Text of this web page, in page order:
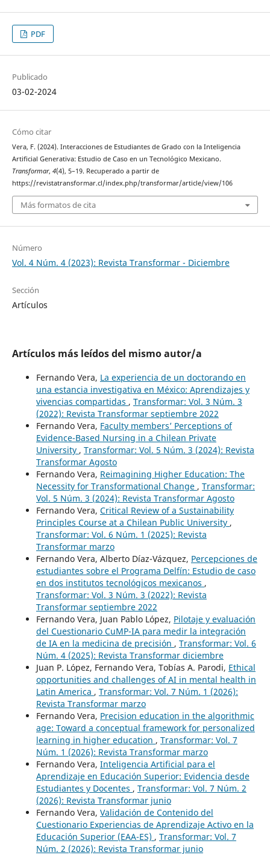
PDF
Publicado
03-02-2024
Cómo citar
Vera, F. (2024). Interacciones de Estudiantes de Grado con la Inteligencia
Artificial Generativa: Estudio de Caso en un Tecnológico Mexicano.
Transformar, 4(4), 5–19. Recuperado a partir de
https://revistatransformar.cl/index.php/transformar/article/view/106
Más formatos de cita
Número
Vol. 4 Núm. 4 (2023): Revista Transformar - Diciembre
Sección
Artículos
Artículos más leídos del mismo autor/a
Fernando Vera, La experiencia de un doctorando en
una estancia investigativa en México: Aprendizajes y
vivencias compartidas , Transformar: Vol. 3 Núm. 3
(2022): Revista Transformar septiembre 2022
Fernando Vera, Faculty members’ Perceptions of
Evidence-Based Nursing in a Chilean Private
University , Transformar: Vol. 5 Núm. 3 (2024): Revista
Transformar Agosto
Fernando Vera, Reimagining Higher Education: The
Necessity for Transformational Change , Transformar:
Vol. 5 Núm. 3 (2024): Revista Transformar Agosto
Fernando Vera, Critical Review of a Sustainability
Principles Course at a Chilean Public University ,
Transformar: Vol. 6 Núm. 1 (2025): Revista
Transformar marzo
Fernando Vera, Alberto Díaz-Vázquez, Percepciones de
estudiantes sobre el Programa Delfín: Estudio de caso
en dos institutos tecnológicos mexicanos ,
Transformar: Vol. 3 Núm. 3 (2022): Revista
Transformar septiembre 2022
Fernando Vera, Juan Pablo López, Pilotaje y evaluación
del Cuestionario CuMP-IA para medir la integración
de IA en la medicina de precisión , Transformar: Vol. 6
Núm. 4 (2025): Revista Transformar diciembre
Juan P. López, Fernando Vera, Tobías A. Parodi, Ethical
opportunities and challenges of AI in mental health in
Latin America , Transformar: Vol. 7 Núm. 1 (2026):
Revista Transformar marzo
Fernando Vera, Precision education in the algorithmic
age: Toward a conceptual framework for personalized
learning in higher education , Transformar: Vol. 7
Núm. 1 (2026): Revista Transformar marzo
Fernando Vera, Inteligencia Artificial para el
Aprendizaje en Educación Superior: Evidencia desde
Estudiantes y Docentes , Transformar: Vol. 7 Núm. 2
(2026): Revista Transformar junio
Fernando Vera, Validación de Contenido del
Cuestionario Experiencias de Aprendizaje Activo en la
Educación Superior (EAA-ES) , Transformar: Vol. 7
Núm. 2 (2026): Revista Transformar junio